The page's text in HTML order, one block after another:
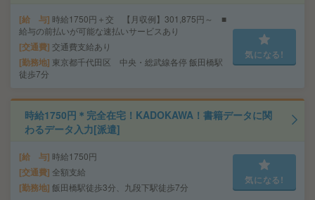
給 与 時給1750円＋交 【月収例】301,875円～ ■
給与の前払いが可能な速払いサービスあり
交通費 交通費支給あり
勤務地 東京都千代田区 中央・総武線各停 飯田橋駅
徒歩7分
気になる!
時給1750円＊完全在宅！KADOKAWA！書籍データに関
わるデータ入力[派遣]
給 与 時給1750円
交通費 全額支給
勤務地 飯田橋駅徒歩3分、九段下駅徒歩7分
気になる!